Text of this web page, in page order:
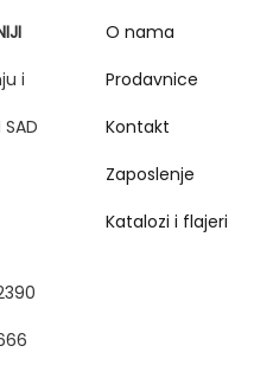
i
O nama
Prodavnice
Kontakt
Zaposlenje
Katalozi i flajeri